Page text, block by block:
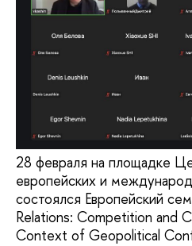
28 февраля на площадке
европейских и
состоялся Европейский
Relations: Competition and
Context of Geopolitical